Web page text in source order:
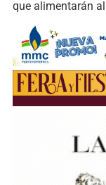
que alimentarán